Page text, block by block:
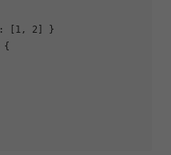
: [ 1 , 2
{